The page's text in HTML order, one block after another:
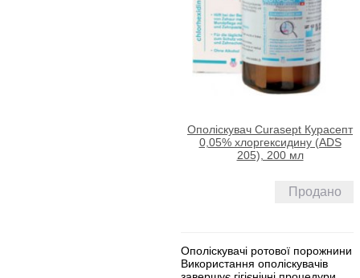
Ополіскувач Curasept Курасепт
0,05% хлоргексидину (ADS
205), 200 мл
Продано
Ополіскувачі ротової порожнини
Використання ополіскувачів